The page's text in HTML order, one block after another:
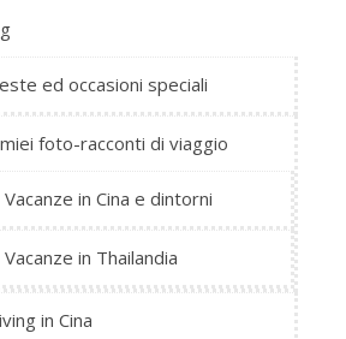
ed occasioni speciali
foto-racconti di viaggio
Vacanze in Cina e dintorni
Vacanze in Thailandia
in Cina